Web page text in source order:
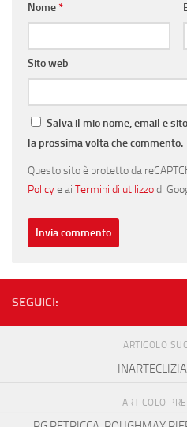
Nome*
Sito web
Salva il mio nome, email e
la prossima volta che commento.
Questo sito è protetto da
Policye ai Termini di utilizzodi
SEGUICI:
ARTICOLO
ARTICOLO